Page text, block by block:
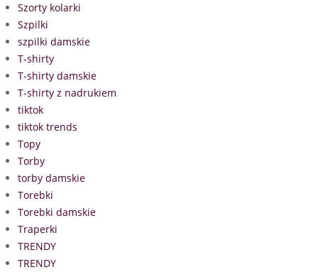
Szorty kolarki
Szpilki
szpilki damskie
T-shirty
T-shirty damskie
T-shirty z nadrukiem
tiktok
tiktok trends
Topy
Torby
torby damskie
Torebki
Torebki damskie
Traperki
TRENDY
TRENDY